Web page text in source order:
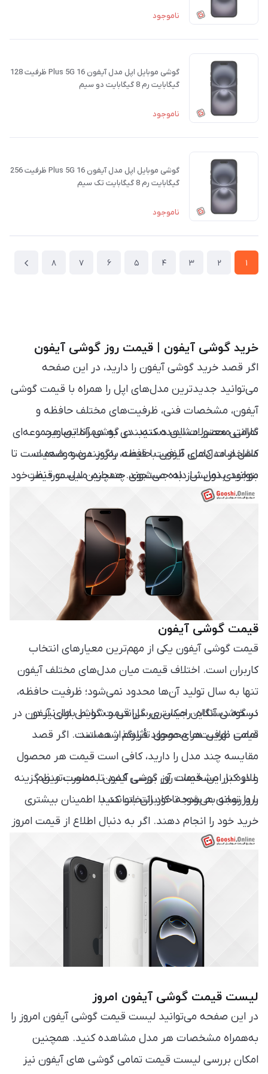
ناموجود
گوشی موبایل اپل مدل آیفون 16 Plus 5G ظرفیت 128
گیگابایت رم 8 گیگابایت دو سیم
ناموجود
گوشی موبایل اپل مدل آیفون 16 Plus 5G ظرفیت 256
گیگابایت رم 8 گیگابایت تک سیم
ناموجود
1
2
3
4
5
6
7
8
خرید گوشی آیفون | قیمت روز گوشی آیفون
اگر قصد خرید گوشی آیفون را دارید، در این صفحه
می‌توانید جدیدترین مدل‌های اپل را همراه با قیمت گوشی
آیفون، مشخصات فنی، ظرفیت‌های مختلف حافظه و
گارانتی معتبر مشاهده کنید. در گوشی آنلاین، مجموعه‌ای
کامل از مدل‌های آیفون با قیمت به‌روز عرضه شده است تا
بتوانید بدون نیاز به جستجوی چندباره، مدل موردنظر خود
را پیدا کرده و قیمت گوشی آیفون را با سایر مدل‌ها
تمامی محصولات این دسته‌بندی به همراه تصاویر،
مشخصات کامل، ظرفیت حافظه، رنگ‌بندی و وضعیت
موجودی نمایش داده می‌شوند. همچنین لیست قیمت
گوشی آیفون به‌صورت مستمر بروزرسانی می‌شود تا
همیشه به جدیدترین قیمت‌های بازار برای
دسترسی داشته باشید.
قیمت گوشی آیفون
قیمت گوشی آیفون یکی از مهم‌ترین معیارهای انتخاب
کاربران است. اختلاف قیمت میان مدل‌های مختلف آیفون
تنها به سال تولید آن‌ها محدود نمی‌شود؛ ظرفیت حافظه،
نسخه دستگاه، رجیستری، گارانتی و شرایط بازار نیز در
قیمت نهایی هر محصول تأثیرگذار هستند.
در گوشی آنلاین امکان بررسی قیمت گوشی های آیفون در
تمامی ظرفیت‌های موجود فراهم شده است. اگر قصد
مقایسه چند مدل را دارید، کافی است قیمت هر محصول
را در کنار مشخصات آن بررسی کنید تا مناسب‌ترین گزینه
را با توجه به بودجه خود انتخاب کنید.
علاوه بر این، قیمت روز گوشی آیفون به‌صورت منظم
بروزرسانی می‌شود تا کاربران بتوانند با اطمینان بیشتری
خرید خود را انجام دهند. اگر به دنبال اطلاع از قیمت امروز
گوشی آیفون هستید، این صفحه مرجع مناسبی برای
مشاهده آخرین قیمت‌ها خواهد بود.
لیست قیمت گوشی آیفون امروز
در این صفحه می‌توانید لیست قیمت گوشی آیفون امروز را
به‌همراه مشخصات هر مدل مشاهده کنید. همچنین
امکان بررسی لیست قیمت تمامی گوشی های آیفون نیز